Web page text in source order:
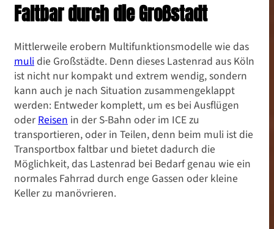
Faltbar durch die Großstadt
Mittlerweile erobern Multifunktionsmodelle wie das
muli die Großstädte. Denn dieses Lastenrad aus Köln
ist nicht nur kompakt und extrem wendig, sondern
kann auch je nach Situation zusammengeklappt
werden: Entweder komplett, um es bei Ausflügen
oder Reisen in der S-Bahn oder im ICE zu
transportieren, oder in Teilen, denn beim muli ist die
Transportbox faltbar und bietet dadurch die
Möglichkeit, das Lastenrad bei Bedarf genau wie ein
normales Fahrrad durch enge Gassen oder kleine
Keller zu manövrieren.